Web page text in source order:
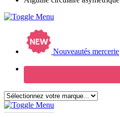
Nouveautés mercerie